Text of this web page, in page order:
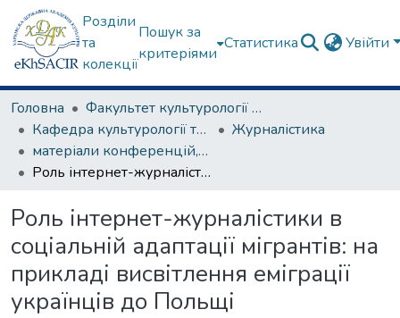
Розділи
та
колекції
Пошук за
критеріями
Статистика Увійти
Головна
Факультет культурології та соціальних комунікацій
Кафедра культурології та музеєзнавства
Журналістика
матеріали конференцій, семінарів, круглих столів та ін.
Роль інтернет-журналістики в соціальній адаптації мігрантів: на прикладі висвітлення еміграції українців до Польщі
Роль інтернет-журналістики в
соціальній адаптації мігрантів: на
прикладі висвітлення еміграції
українців до Польщі